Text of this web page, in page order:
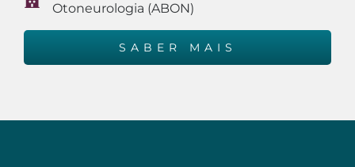
Otoneurologia (ABON)
SABER MAIS